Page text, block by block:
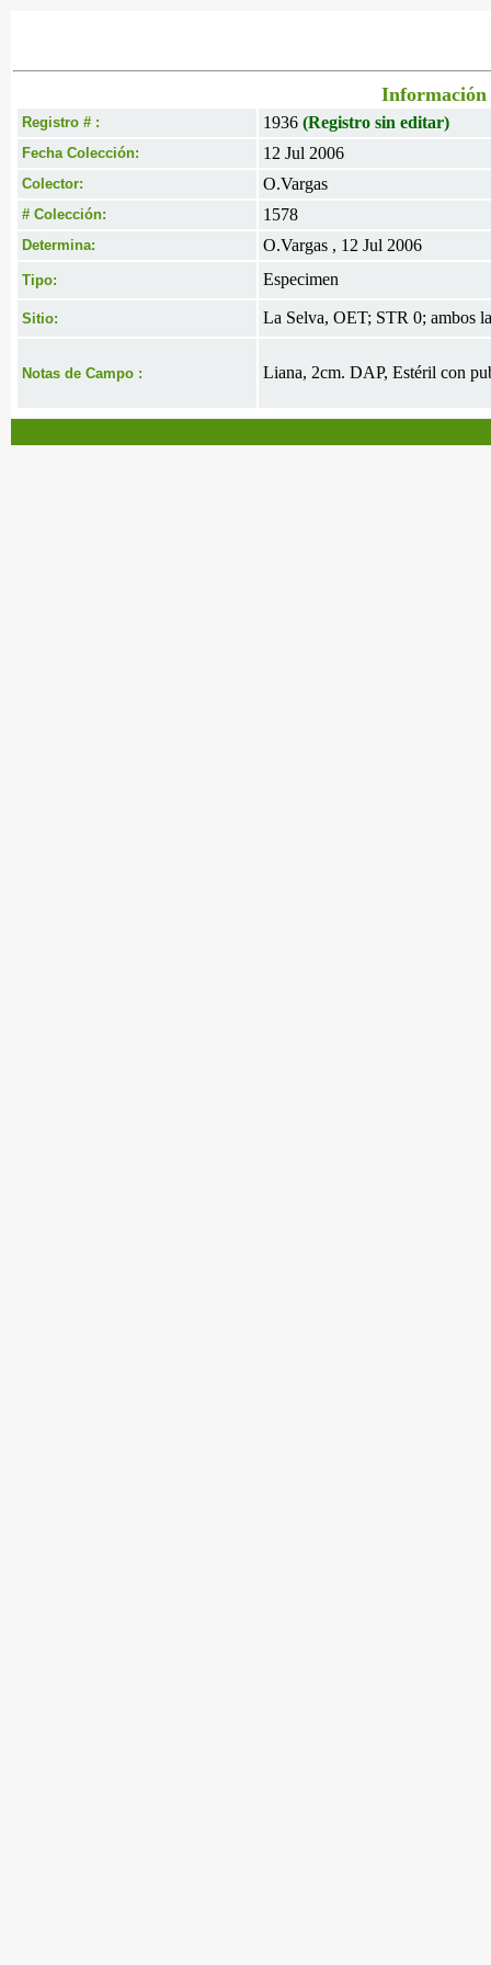
Información
Registro # : 1936 (Registro sin editar)
Fecha Colección: 12 Jul 2006
Colector: O.Vargas
# Colección: 1578
Determina: O.Vargas , 12 Jul 2006
Tipo: Especimen
Sitio: La Selva, OET; STR 0; ambos
Notas de Campo : Liana, 2cm. DAP, Estéril con